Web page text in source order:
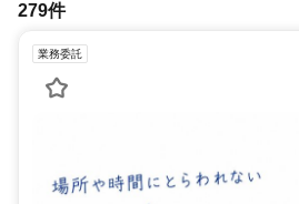
279件
業務委託